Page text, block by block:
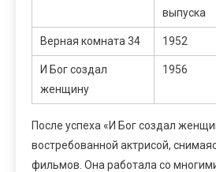
выпуска
Верная комната 34 1952
И Бог создал
женщину
1956
После успеха «И Бог создал
востребованной актрисой,
фильмов. Она работала со